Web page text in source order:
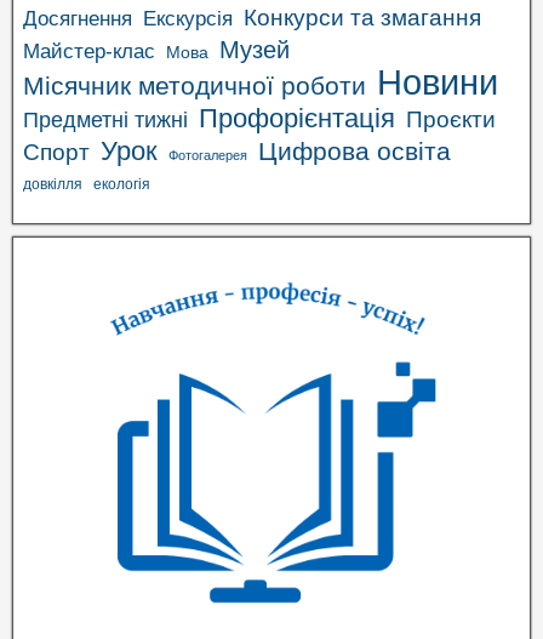
Досягнення Екскурсія Конкурси та змагання
Майстер-клас Мова Музей
Місячник методичної роботи Новини
Предметні тижні Профорієнтація Проєкти
Спорт Урок Фотогалерея Цифрова освіта
довкілля екологія